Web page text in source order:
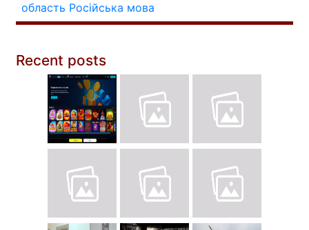
область Російська мова
Recent posts